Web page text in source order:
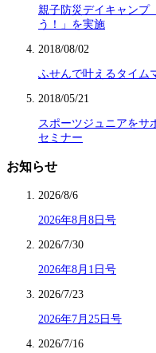
親子防災デイキャンプ
う！」を実施
2018/08/02
ふせんで叶えるタイム
2018/05/21
スポーツジュニアをサ
セミナー
お知らせ
2026/8/6
2026年8月8日号
2026/7/30
2026年8月1日号
2026/7/23
2026年7月25日号
2026/7/16